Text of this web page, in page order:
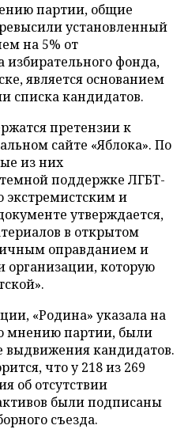
партии, общие
установленный
на 5% от
избирательного фонда,
является основанием
списка кандидатов.
претензии к
сайте «Яблока». По
из них
поддержке ЛГБТ-
экстремистским и
утверждается,
в открытом
оправданием и
организации, которую
«Родина» указала на
мнению партии, были
кандидатов.
что у 218 из 269
об отсутствии
были подписаны
съезда.